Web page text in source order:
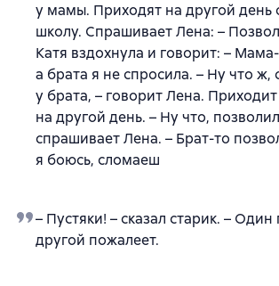
у мамы. Приходят на другой день
школу. Спрашивает Лена: –
Катя вздохнула и говорит: –
а брата я не спросила. – Ну что ж,
у брата, – говорит Лена.
на другой день. – Ну что,
спрашивает Лена. – Брат-то
я боюсь, сломаеш
– Пустяки! – сказал старик. – Один
другой пожалеет.